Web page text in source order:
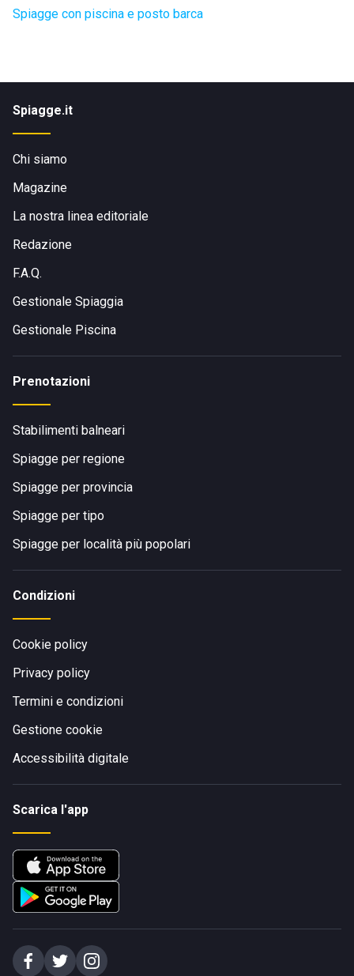
Spiagge con piscina e posto barca
Spiagge.it
Chi siamo
Magazine
La nostra linea editoriale
Redazione
F.A.Q.
Gestionale Spiaggia
Gestionale Piscina
Prenotazioni
Stabilimenti balneari
Spiagge per regione
Spiagge per provincia
Spiagge per tipo
Spiagge per località più popolari
Condizioni
Cookie policy
Privacy policy
Termini e condizioni
Gestione cookie
Accessibilità digitale
Scarica l'app